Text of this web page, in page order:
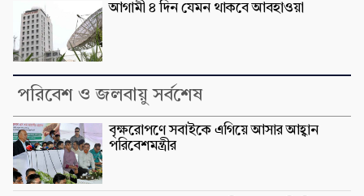
আগামী ৪ দিন যেমন থাকবে আবহাওয়া
পরিবেশ ও জলবায়ু সর্বশেষ
বৃক্ষরোপণে সবাইকে এগিয়ে আসার আহ্বান
পরিবেশমন্ত্রীর